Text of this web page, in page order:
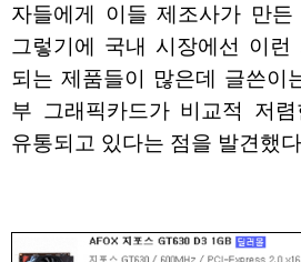
자들에게 이들 제조사가 만든
그렇기에 국내 시장에선 이
되는 제품들이 많은데 글쓴이
부 그래픽카드가 비교적 저
유통되고 있다는 점을 발견했